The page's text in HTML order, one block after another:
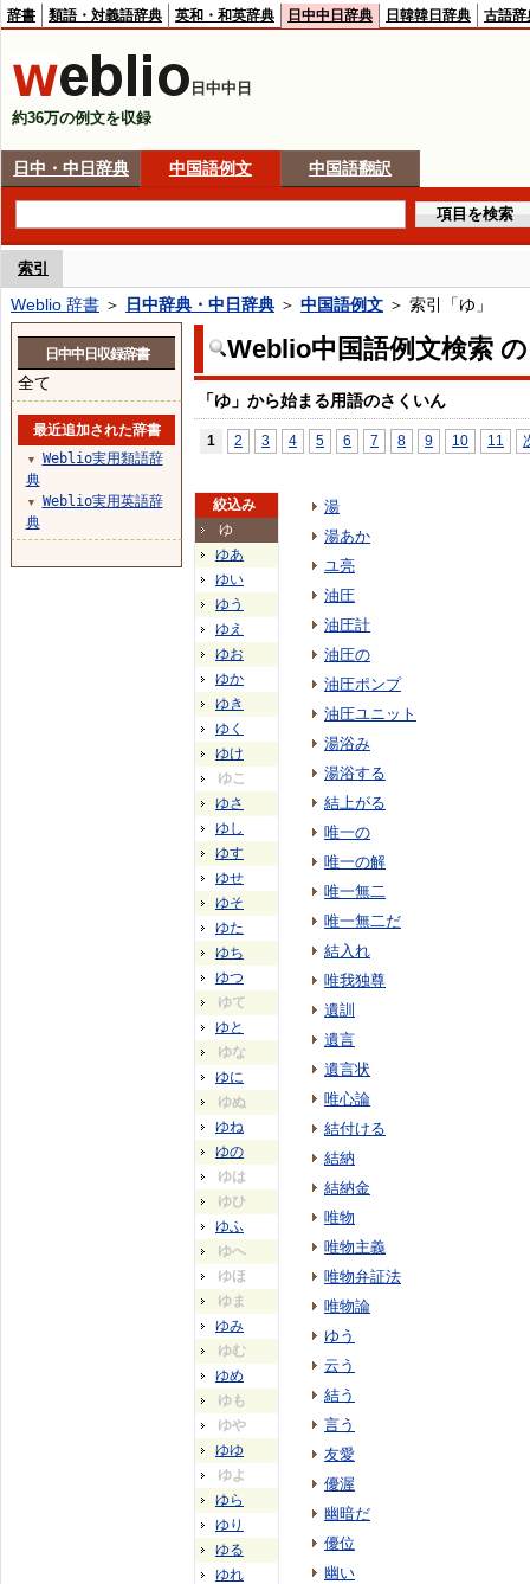
辞書 類語・対義語辞典 英和・和英辞典 日中中日辞典 日韓韓日辞典 古語辞
日中中日
約36万の例文を収録
日中・中日辞典 中国語例文 中国語翻訳
索引
Weblio 辞書 ＞ 日中辞典・中日辞典 ＞ 中国語例文 ＞ 索引「ゆ」
Weblio中国語例文検索
「ゆ」から始まる用語のさくいん
1 2 3 4 5 6 7 8 9 10 11
絞込み
ゆ
ゆあ
ゆい
ゆう
ゆえ
ゆお
ゆか
ゆき
ゆく
ゆけ
ゆこ
ゆさ
ゆし
ゆす
ゆせ
ゆそ
ゆた
ゆち
ゆつ
ゆて
ゆと
ゆな
ゆに
ゆぬ
ゆね
ゆの
ゆは
ゆひ
ゆふ
ゆへ
ゆほ
ゆま
ゆみ
ゆむ
ゆめ
ゆも
ゆや
ゆゆ
ゆよ
ゆら
ゆり
ゆる
ゆれ
湯
湯あか
ユ亮
油圧
油圧計
油圧の
油圧ポンプ
油圧ユニット
湯浴み
湯浴する
結上がる
唯一の
唯一の解
唯一無二
唯一無二だ
結入れ
唯我独尊
遺訓
遺言
遺言状
唯心論
結付ける
結納
結納金
唯物
唯物主義
唯物弁証法
唯物論
ゆう
云う
結う
言う
友愛
優渥
幽暗だ
優位
幽い
日中中日収録辞書
全て
最近追加された辞書
▼
Weblio実用類語辞
典
▼
Weblio実用英語辞
典